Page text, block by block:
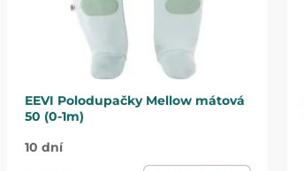
EEVI Polodupačky Mellow mátová
50 (0-1m)
10 dní